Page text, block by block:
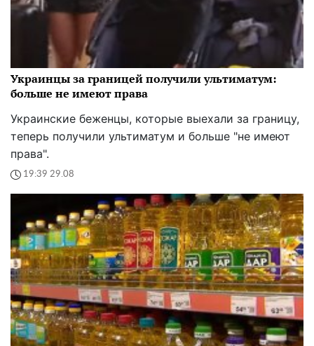
Украинцы за границей получили ультиматум:
больше не имеют права
Украинские беженцы, которые выехали за границу,
теперь получили ультиматум и больше "не имеют
права".
19:39 29.08